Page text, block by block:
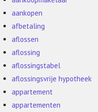
aankopen
afbetaling
aflossen
aflossing
aflossingstabel
aflossingsvrije hypotheek
appartement
appartementen